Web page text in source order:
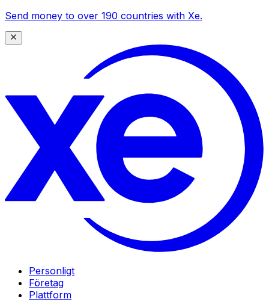
Send money to over 190 countries with Xe.
Personligt
Företag
Plattform